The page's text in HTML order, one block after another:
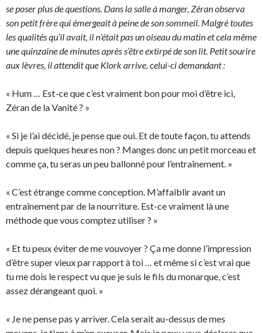
se poser plus de questions. Dans la salle à manger, Zéran observa
son petit frère qui émergeait à peine de son sommeil. Malgré toutes
les qualités qu’il avait, il n’était pas un oiseau du matin et cela même
une quinzaine de minutes après s’être extirpé de son lit. Petit sourire
aux lèvres, il attendit que Klork arrive, celui-ci demandant :
« Hum … Est-ce que c’est vraiment bon pour moi d’être ici,
Zéran de la Vanité ? »
« Si je l’ai décidé, je pense que oui. Et de toute façon, tu attends
depuis quelques heures non ? Manges donc un petit morceau et
comme ça, tu seras un peu ballonné pour l’entraînement. »
« C’est étrange comme conception. M’affaiblir avant un
entraînement par de la nourriture. Est-ce vraiment là une
méthode que vous comptez utiliser ? »
« Et tu peux éviter de me vouvoyer ? Ça me donne l’impression
d’être super vieux par rapport à toi … et même si c’est vrai que
tu me dois le respect vu que je suis le fils du monarque, c’est
assez dérangeant quoi. »
« Je ne pense pas y arriver. Cela serait au-dessus de mes